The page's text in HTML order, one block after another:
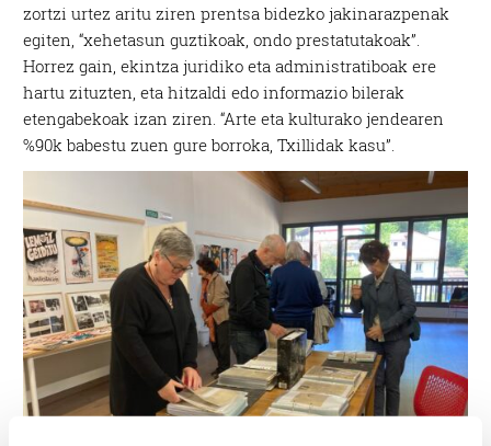
zortzi urtez aritu ziren prentsa bidezko jakinarazpenak
egiten, “xehetasun guztikoak, ondo prestatutakoak”.
Horrez gain, ekintza juridiko eta administratiboak ere
hartu zituzten, eta hitzaldi edo informazio bilerak
etengabekoak izan ziren. “Arte eta kulturako jendearen
%90k babestu zuen gure borroka, Txillidak kasu”.